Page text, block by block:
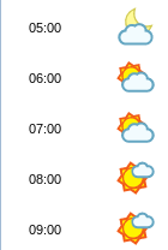
05:00
06:00
07:00
08:00
09:00